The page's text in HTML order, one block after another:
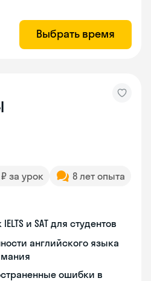
Выбрать время
₽ за урок
8 лет опыта
и SAT для студентов
английского языка
ошибки в